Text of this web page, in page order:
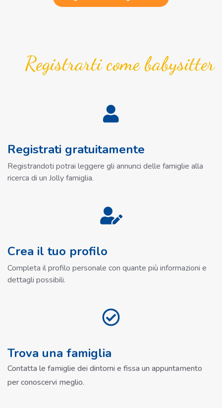
Registrarti come babysitter
Registrati gratuitamente
Registrandoti potrai leggere gli annunci delle famiglie alla
ricerca di un Jolly famiglia.
Crea il tuo profilo
Completa il profilo personale con quante più informazioni e
dettagli possibili.
Trova una famiglia
Contatta le famiglie dei dintorni e fissa un appuntamento
per conoscervi meglio.